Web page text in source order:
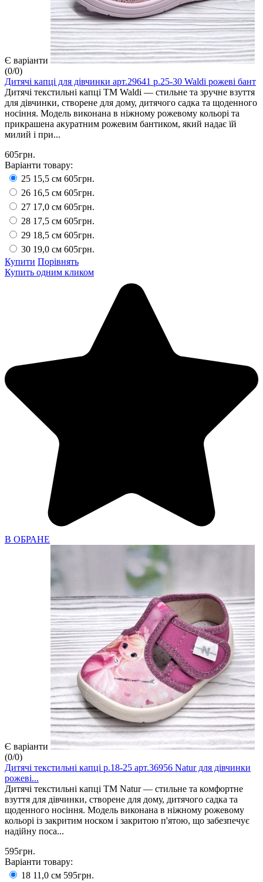
Є варіанти
(0/0)
Дитячі капці для дівчинки арт.29641 р.25-30 Waldi рожеві бант
Дитячі текстильні капці ТМ Waldi — стильне та зручне взуття
для дівчинки, створене для дому, дитячого садка та щоденного
носіння. Модель виконана в ніжному рожевому кольорі та
прикрашена акуратним рожевим бантиком, який надає їй
милий і при...
605грн.
Варіанти товару:
25 15,5 см 605грн.
26 16,5 см 605грн.
27 17,0 см 605грн.
28 17,5 см 605грн.
29 18,5 см 605грн.
30 19,0 см 605грн.
Купити Порівнять
Купить одним кликом
В ОБРАНЕ
Є варіанти
(0/0)
Дитячі текстильні капці р.18-25 арт.36956 Natur для дівчинки
рожеві...
Дитячі текстильні капці ТМ Natur — стильне та комфортне
взуття для дівчинки, створене для дому, дитячого садка та
щоденного носіння. Модель виконана в ніжному рожевому
кольорі із закритим носком і закритою п'ятою, що забезпечує
надійну поса...
595грн.
Варіанти товару:
18 11,0 см 595грн.